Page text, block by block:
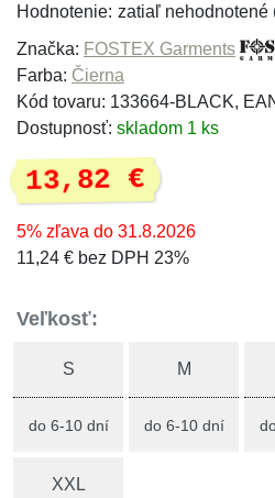
Hodnotenie: zatiaľ nehodnotené
Značka: FOSTEX Garments
Farba: Čierna
Kód tovaru: 133664-BLACK,
Dostupnosť: skladom 1 ks
13,82 €
5% zľava do 31.8.2026
11,24 € bez DPH 23%
Veľkosť:
S
do 6-10 dní
M
do 6-10 dní
XXL